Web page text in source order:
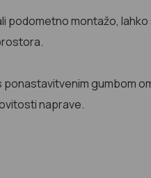
podometno montažo,
ponastavitvenim gumbom
naprave.